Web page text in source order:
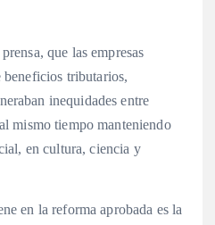
que las empresas
tributarios,
inequidades entre
mismo tiempo manteniendo
en cultura, ciencia y
en la reforma aprobada es la